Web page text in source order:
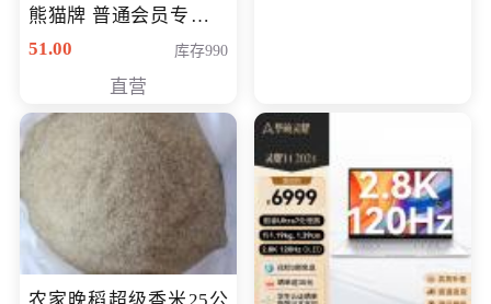
熊猫牌 普通会员专享价
格50元
51.00 库存990
直营